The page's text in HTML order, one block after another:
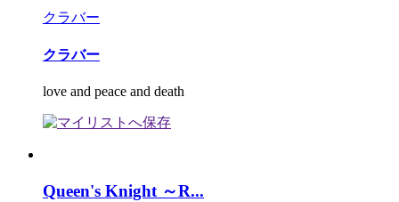
クラバー
クラバー
love and peace and death
Queen's Knight ～R...